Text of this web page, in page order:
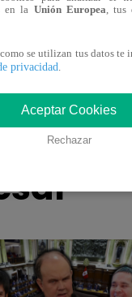
te
en la Unión Europea , tus
se utilizan tus datos te
privacidad
Aceptar Cookies
Rechazar